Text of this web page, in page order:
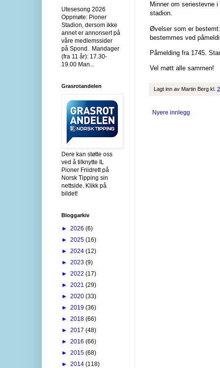
Minner om seriestevne
stadion.
Øvelser som er
bestemmes ved
Påmelding fra 1745.
Vel møtt alle sammen!
Lagt inn av Martin Berg kl.
Nyere innlegg
Utesesong 2026
Oppmøte: Pioner
Stadion, dersom ikke
annet er annonsert på
våre medlemssider
på Spond. Mandager
(fra 11 år): 17.30-
19.00 Man...
Grasrotandelen
Dere kan støtte oss
ved å tilknytte IL
Pioner Friidrett på
Norsk Tipping sin
nettside. Klikk på
bildet!
Bloggarkiv
► 2026 (6)
► 2025 (16)
► 2024 (12)
► 2023 (9)
► 2022 (17)
► 2021 (29)
► 2020 (33)
► 2019 (36)
► 2018 (66)
► 2017 (48)
► 2016 (66)
► 2015 (68)
► 2014 (118)